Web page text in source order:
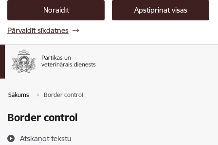
Noraidīt Apstiprināt visas
Pārvaldīt sīkdatnes
Sākums Border control
Border control
Atskaņot tekstu